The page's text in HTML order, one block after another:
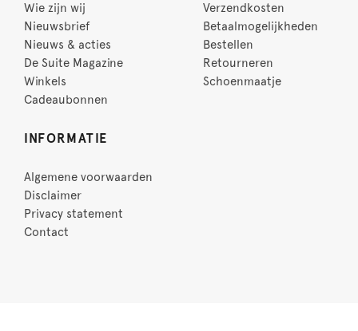
Wie zijn wij
Nieuwsbrief
Nieuws & acties
De Suite Magazine
Winkels
Cadeaubonnen
Verzendkosten
Betaalmogelijkheden
Bestellen
Retourneren
Schoenmaatje
INFORMATIE
Algemene voorwaarden
Disclaimer
Privacy statement
Contact